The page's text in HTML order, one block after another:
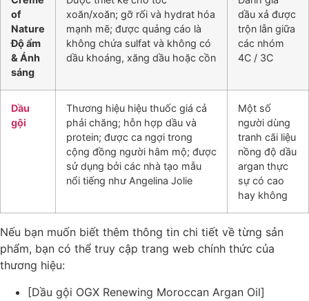
of
Nature
Độ ẩm
& Ánh
sáng
xoăn/xoăn; gỡ rối và hydrat hóa
mạnh mẽ; được quảng cáo là
không chứa sulfat và không có
dầu khoáng, xăng dầu hoặc cồn
dầu xả được
trộn lẫn giữa
các nhóm
4C / 3C
Dầu
gội
Thương hiệu hiệu thuốc giá cả
phải chăng; hỗn hợp dầu và
protein; được ca ngợi trong
cộng đồng người hâm mộ; được
sử dụng bởi các nhà tạo mẫu
nổi tiếng như Angelina Jolie
Một số
người dùng
tranh cãi liệu
nồng độ dầu
argan thực
sự có cao
hay không
Nếu bạn muốn biết thêm thông tin chi tiết về từng sản
phẩm, bạn có thể truy cập trang web chính thức của
thương hiệu:
[Dầu gội OGX Renewing Moroccan Argan Oil]